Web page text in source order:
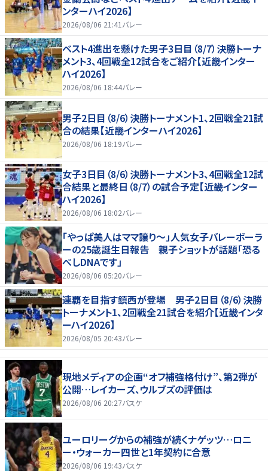
ンターハイ2026】
2026/08/06 21:41 バレー
ベスト4進出を懸けた男子3日目（8/7）決勝トーナ
メント3、4回戦全12試合をご紹介【近畿インター
ハイ2026】
2026/08/06 18:44バレー
男子2日目（8/6）決勝トーナメント1、2回戦全21試
合の結果【近畿インターハイ2026】
2026/08/06 18:19バレー
女子3日目（8/6）決勝トーナメント3、4回戦全12試
合結果と最終日（8/7）の試合予定【近畿インター
ハイ2026】
2026/08/06 18:02バレー
「やっぱ美人はママ譲り～」人気女子バレーボーラ
ーの25歳誕生日報告 親子ショットが話題「恐る
べしDNAです」
2026/08/06 05:20バレー
連覇を目指す鎮西が登場 男子2日目（8/6）決勝
トーナメント1、2回戦全21試合を紹介【近畿インタ
ーハイ2026】
2026/08/05 20:43バレー
現地メディアの企画“オフ補強格付け”、第2弾が
公開…レイカーズ、ウルブズの評価は
2026/08/06 20:27バスケ
ユーロリーグからの補強が続くナゲッツ…ロニ
ー・ウォーカー四世と1年契約に合意
2026/08/06 19:43バスケ